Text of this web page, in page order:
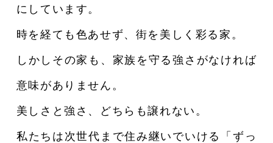
にしています。
時を経ても色あせず、街を美しく彩る家。
しかしその家も、家族を守る強さがなければ
意味がありません。
美しさと強さ、どちらも譲れない。
私たちは次世代まで住み継いでいける「ずっ